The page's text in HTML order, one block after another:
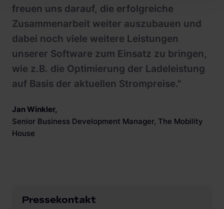
freuen uns darauf, die erfolgreiche
Zusammenarbeit weiter auszubauen und
dabei noch viele weitere Leistungen
unserer Software zum Einsatz zu bringen,
wie z.B. die Optimierung der Ladeleistung
auf Basis der aktuellen Strompreise."
Jan Winkler,
Senior Business Development Manager, The Mobility
House
Pressekontakt